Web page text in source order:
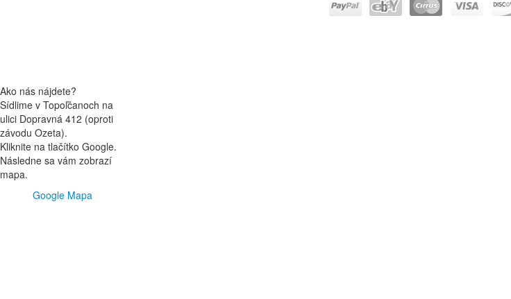
Ako nás nájdete?
Sídlime v Topoľčanoch na
ulici Dopravná 412 (oproti
závodu Ozeta).
Kliknite na tlačítko Google.
Následne sa vám zobrazí
mapa.
Google Mapa